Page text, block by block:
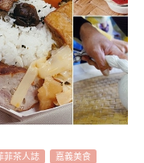
菲茶人誌
嘉義美食